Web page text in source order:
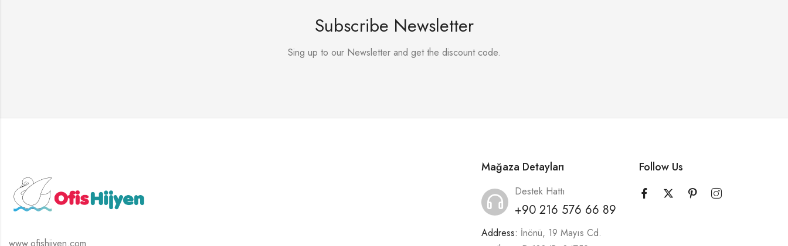
Subscribe Newsletter
Sing up to our Newsletter and get the discount code.
Mağaza Detayları
Destek Hattı
+90 216 576 66 89
Address: İnönü, 19 Mayıs Cd.
Follow Us